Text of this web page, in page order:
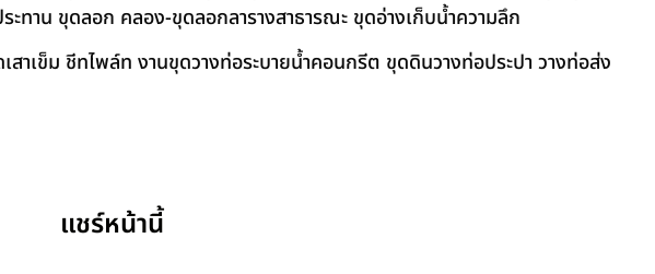
ทาน ขุดลอก คลอง-ขุดลอกลารางสาธารณะ ขุดอ่างเก็บน้ำความลึก
าเข็ม ชีทไพล์ท งานขุดวางท่อระบายน้ำคอนกรีต ขุดดินวางท่อประปา วางท่อส่ง
แชร์หน้านี้